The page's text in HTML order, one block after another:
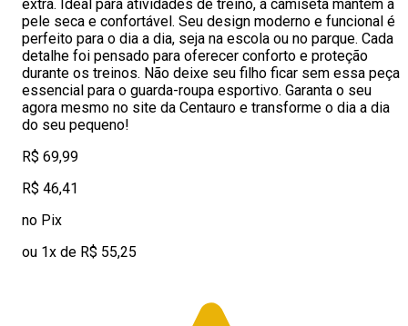
extra. Ideal para atividades de treino, a camiseta mantém a
pele seca e confortável. Seu design moderno e funcional é
perfeito para o dia a dia, seja na escola ou no parque. Cada
detalhe foi pensado para oferecer conforto e proteção
durante os treinos. Não deixe seu filho ficar sem essa peça
essencial para o guarda-roupa esportivo. Garanta o seu
agora mesmo no site da Centauro e transforme o dia a dia
do seu pequeno!
R$ 69,99
R$ 46,41
no Pix
ou 1x de R$ 55,25